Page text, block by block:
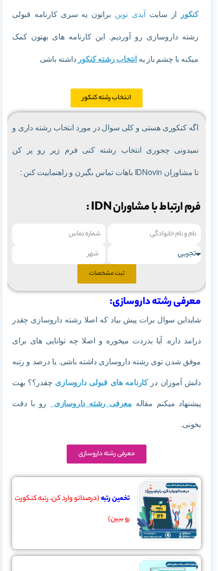
کنکور از سایتآیدی نوین براتون یه سری کارنامه قبولی
رشته داروسازی رو آوردیم. این کارنامه های بهتون کمک
میکنه با چشم باز یه انتخاب رشته کنکور داشته باشی
انتخاب رشته کنکور
اگه کنکوری هستی و کلی سوال در مورد انتخاب رشته داری و
نمیدونی چجوری انتخاب رشته کنی فرم زیر رو پر کن
تا مشاوران IDNovin باهات تماس بگیرن و راهنماییت کنن :
فرم ارتباط با مشاوران IDN :
ثبت مشخصات
معرفی رشته داروسازی:
شایداین سوال برات پیش بیاد که اصلا رشته داروسازی چقدر
درامد داره. آیا بدردت میخوره و اصلا چه توانایی های برای
موفق شدن توی رشته داروسازی داشته باشی. یا درصد و رتبه
دانش آموزان درکارنامه های قبولی داروسازی چقدر؟؟ بهت
پیشنهاد میکنم مقاله معرفی رشته داروسازی
رو با دقت
بخونی.
معرفی رشته داروسازی
تخمین رتبه(درصداتو وارد کن، رتبه کنکورت
رو ببین)